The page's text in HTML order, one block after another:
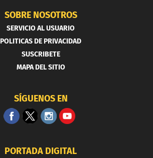
SOBRE NOSOTROS
SERVICIO AL USUARIO
POLITICAS DE PRIVACIDAD
SUSCRIBETE
MAPA DEL SITIO
SÍGUENOS EN
PORTADA DIGITAL